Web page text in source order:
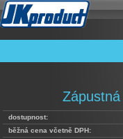
Mixy +
dostupnost:
běžná cena včetně DPH: